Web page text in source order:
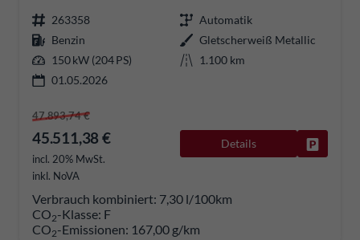
263358
Automatik
Benzin
Gletscherweiß Metallic
150 kW (204 PS)
1.100 km
01.05.2026
47.893,74 €
45.511,38 €
incl. 20% MwSt.
inkl. NoVA
Details
Verbrauch kombiniert: 7,30 l/100km
CO2-Klasse: F
CO2-Emissionen: 167,00 g/km